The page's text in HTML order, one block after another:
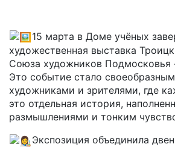
15 марта в Доме учёных
художественная выставка
Союза художников Подмосковья
Это событие стало
художниками и зрителями, где
это отдельная история,
размышлениями и тонким
Экспозиция объединила